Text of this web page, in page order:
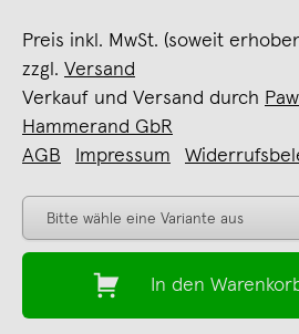
Preis inkl. MwSt. (soweit
zzgl. Versand
Verkauf und Versand durch
Hammerand GbR
AGB
Impressum
In den